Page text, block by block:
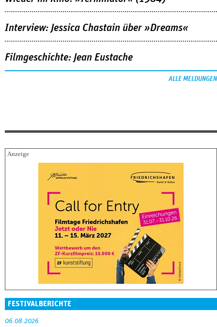
Interview: Jessica Chastain über »Dreams«
Filmgeschichte: Jean Eustache
ALLE MELDUNGEN
FESTIVALBERICHTE
06.08.2026